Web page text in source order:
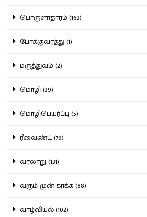
பொருளாதாரம் (163)
போக்குவரத்து (1)
மருத்துவம் (2)
மொழி (39)
மொழிபெயர்ப்பு (5)
ரீவைண்ட் (79)
வரலாறு (131)
வரும் முன் காக்க (88)
வாழ்வியல் (102)